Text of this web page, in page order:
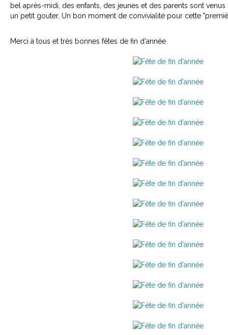
bel après-midi, des enfants, des jeunes et des parents sont
un petit gouter. Un bon moment de convivialité pour cette
Merci à tous et très bonnes fêtes de fin d'année